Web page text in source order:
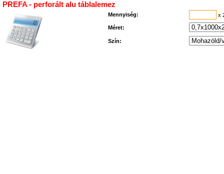
PREFA - perforált alu táblalemez
Mennyiség: x
Méret:
Szín: